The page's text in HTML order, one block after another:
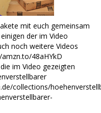
mit euch gemeinsam
der im Video
noch weitere Videos
48aHYkD
im Video gezeigten
collections/